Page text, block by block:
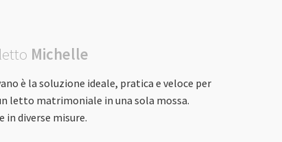
Michelle
è la soluzione ideale, pratica e veloce per
letto matrimoniale in una sola mossa.
in diverse misure.